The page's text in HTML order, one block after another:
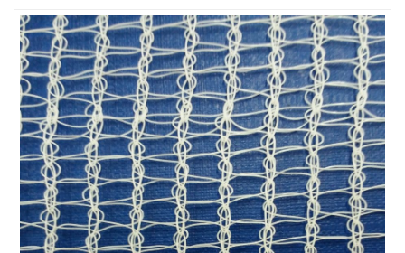
LƯỚI PHƠI NÔNG SẢN